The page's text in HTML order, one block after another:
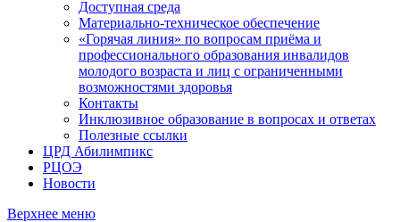
Доступная среда
Материально-техническое обеспечение
«Горячая линия» по вопросам приёма и
профессионального образования инвалидов
молодого возраста и лиц с ограниченными
возможностями здоровья
Контакты
Инклюзивное образование в вопросах и ответах
Полезные ссылки
ЦРД Абилимпикс
РЦОЭ
Новости
Верхнее меню